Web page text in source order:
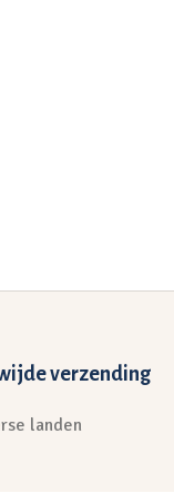
verzending
landen